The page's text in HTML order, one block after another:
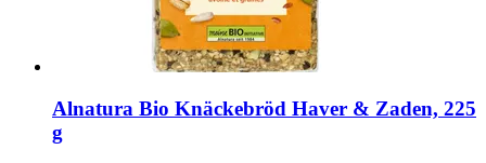
Alnatura Bio Knäckebröd Haver & Zaden, 225
g